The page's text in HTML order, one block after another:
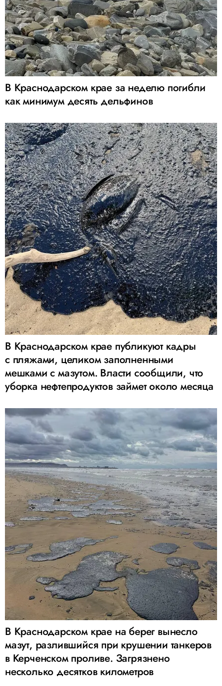
В Краснодарском крае за неделю погибли
как минимум десять дельфинов
В Краснодарском крае публикуют кадры
с пляжами, целиком заполненными
мешками с мазутом. Власти сообщили, что
уборка нефтепродуктов займет около месяца
В Краснодарском крае на берег вынесло
мазут, разлившийся при крушении танкеров
в Керченском проливе. Загрязнено
несколько десятков километров